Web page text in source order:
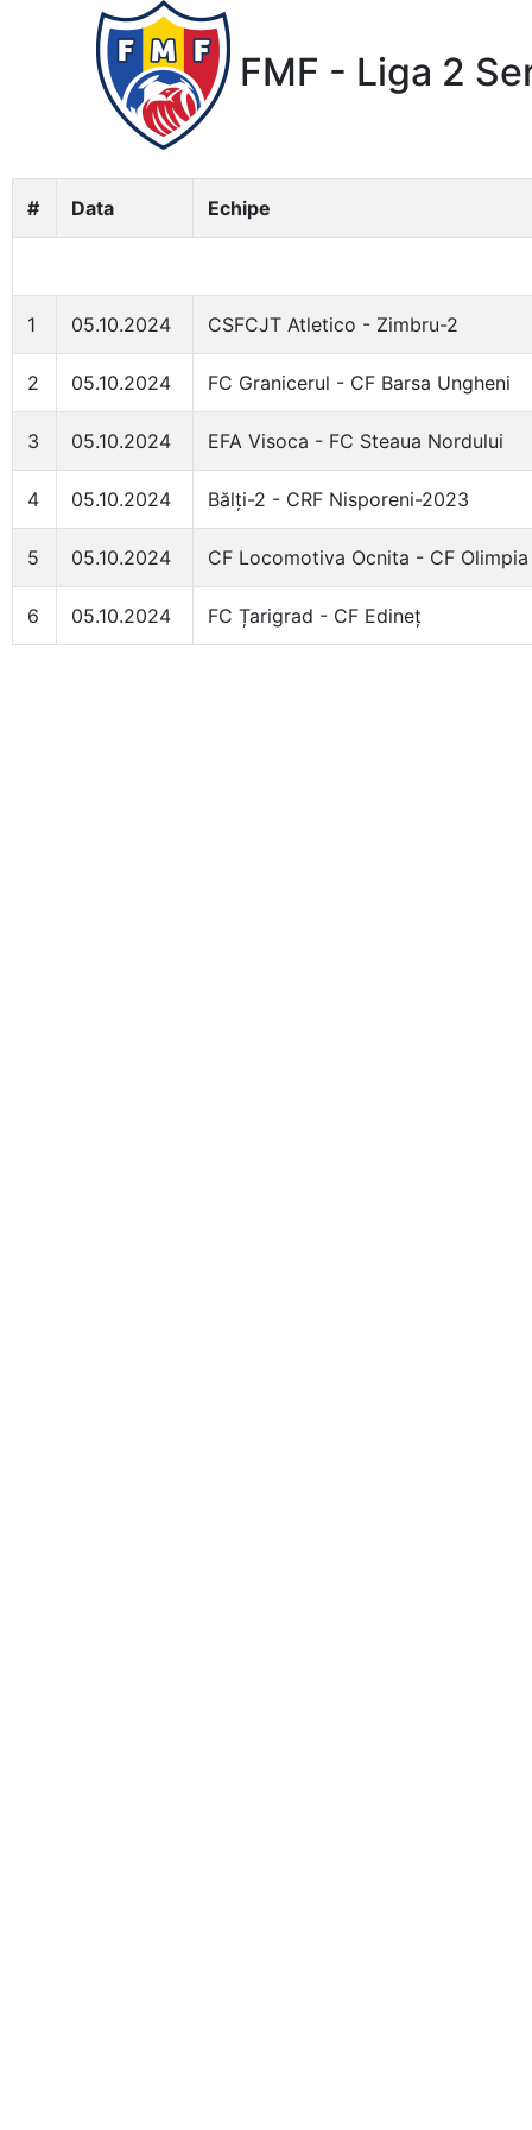
FMF - Liga 2
# Data Echipe
1 05.10.2024 CSFCJT Atletico - Zimbru-2
2 05.10.2024 FC Granicerul - CF Barsa Ungheni
3 05.10.2024 EFA Visoca - FC Steaua Nordului
4 05.10.2024 Bălți-2 - CRF Nisporeni-2023
5 05.10.2024 CF Locomotiva Ocnita - CF Olimpia
6 05.10.2024 FC Țarigrad - CF Edineț